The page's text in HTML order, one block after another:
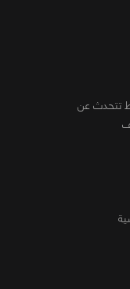
تتحدث عن